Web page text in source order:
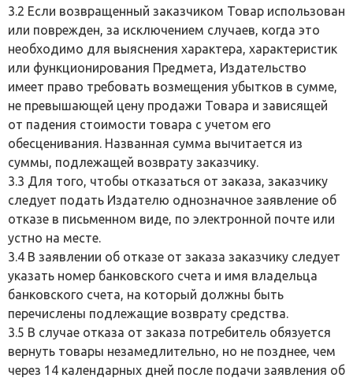
3.2 Если возвращенный заказчиком Товар использован
или поврежден, за исключением случаев, когда это
необходимо для выяснения характера, характеристик
или функционирования Предмета, Издательство
имеет право требовать возмещения убытков в сумме,
не превышающей цену продажи Товара и зависящей
от падения стоимости товара с учетом его
обесценивания. Названная сумма вычитается из
суммы, подлежащей возврату заказчику.
3.3 Для того, чтобы отказаться от заказа, заказчику
следует подать Издателю однозначное заявление об
отказе в письменном виде, по электронной почте или
устно на месте.
3.4 В заявлении об отказе от заказа заказчику следует
указать номер банковского счета и имя владельца
банковского счета, на который должны быть
перечислены подлежащие возврату средства.
3.5 В случае отказа от заказа потребитель обязуется
вернуть товары незамедлительно, но не позднее, чем
через 14 календарных дней после подачи заявления об